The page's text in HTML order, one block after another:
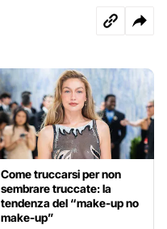
Come truccarsi per non
sembrare truccate: la
tendenza del “make-up no
make-up”